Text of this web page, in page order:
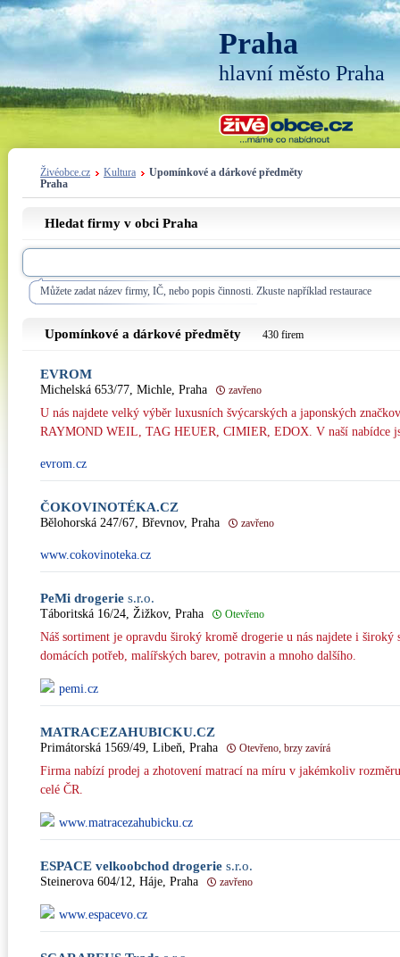
Praha
hlavní město Praha
Živéobce.cz Kultura
Upomínkové a dárkové předměty
Praha
Hledat firmy v obci Praha
Můžete zadat název firmy, IČ, nebo popis činnosti. Zkuste například restaurace
Upomínkové a dárkové předměty 430 firem
EVROM
Michelská 653/77, Michle, Praha zavřeno
U nás najdete velký výběr luxusních švýcarských a japonských
RAYMOND WEIL, TAG HEUER, CIMIER, EDOX. V naší nabídce
evrom.cz
ČOKOVINOTÉKA.CZ
Bělohorská 247/67, Břevnov, Praha zavřeno
www.cokovinoteka.cz
PeMi drogerie s.r.o.
Táboritská 16/24, Žižkov, Praha Otevřeno
Náš sortiment je opravdu široký kromě drogerie u nás najdete i
domácích potřeb, malířských barev, potravin a mnoho dalšího.
pemi.cz
MATRACEZAHUBICKU.CZ
Primátorská 1569/49, Libeň, Praha Otevřeno, brzy zavírá
Firma nabízí prodej a zhotovení matrací na míru v jakémkoliv
celé ČR.
www.matracezahubicku.cz
ESPACE velkoobchod drogerie s.r.o.
Steinerova 604/12, Háje, Praha zavřeno
www.espacevo.cz